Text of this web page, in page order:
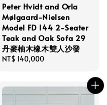
Peter Hvidt and Orla
Mølgaard-Nielsen
Model FD 144 2-Seater
Teak and Oak Sofa 29
丹麥柚木橡木雙人沙發
Regular
NT$ 140,000